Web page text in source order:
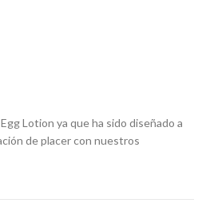
Lotion ya que ha sido diseñado a
de placer con nuestros